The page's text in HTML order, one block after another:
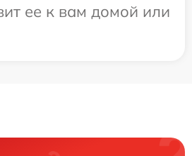
ее к вам домой или